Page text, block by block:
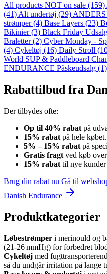
All products NOT on sale (159)
(41) Alt undertøj (29)
strømper(4) Base Layers (23)
Bikinier(3) Black Friday
Braletter(2) Cyber Monday -
(4) Cykeltøj (16) Daily Stroll
World SUP & Paddleboard
ENDURANCE Påskeudsalg (1)
Rabattilbud fra
Der tilbydes ofte:
Op til 40% rabat på
15% rabat på hele købet.
5% – 15% rabat på
Gratis fragt ved køb
15% rabat til nye
Brug din rabat nu Gå til
Danish Endurance
Produktkategorier
Løbestrømper i merinould og
(21‑26 mmHg) for forbedret
Cykeltøj med
så du undgår irritation på lange